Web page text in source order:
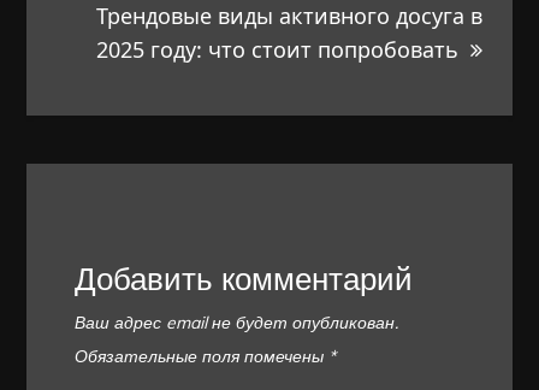
Трендовые виды активного досуга в
2025 году: что стоит попробовать
Добавить комментарий
Ваш адрес email не будет опубликован.
Обязательные поля помечены *